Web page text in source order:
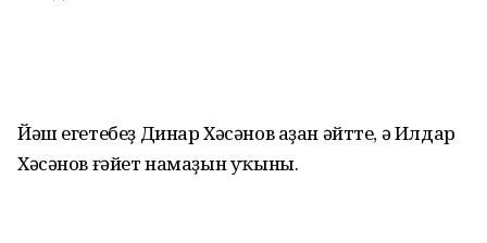
Йәш егетебеҙ Динар Хәсәнов аҙан әйтте, ә Илдар
Хәсәнов ғәйет намаҙын уҡыны.